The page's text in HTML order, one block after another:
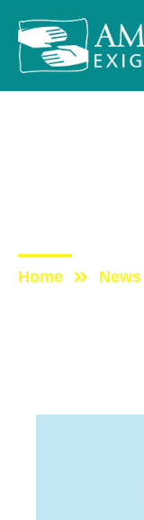
Home News